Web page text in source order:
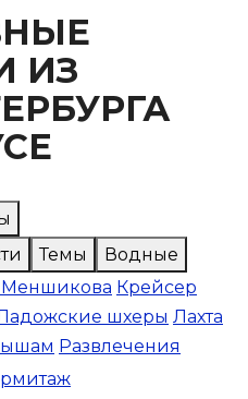
ИЗ
Темы
Водные
Крейсер
шхеры Лахта
Развлечения